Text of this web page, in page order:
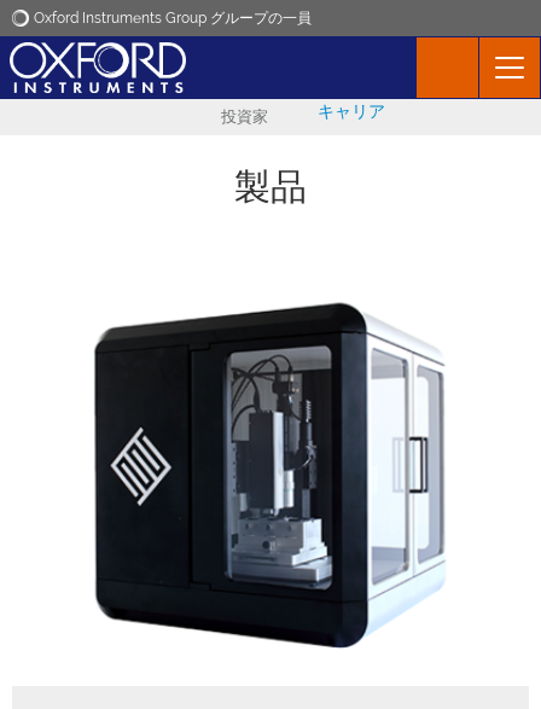
Oxford Instruments Group グループの一員
イベント
お問い合わせ
投資家 キャリア
製品